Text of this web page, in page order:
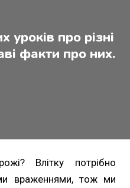
про різні
факти про них.
Влітку потрібно
враженнями, тож ми